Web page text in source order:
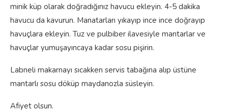
minik küp olarak doğradığınız havucu ekleyin. 4-5 dakika
havucu da kavurun. Manatarları yıkayıp ince ince doğrayıp
havuçlara ekleyin. Tuz ve pulbiber ilavesiyle mantarlar ve
havuçlar yumuşayıncaya kadar sosu pişirin.
Labneli makarnayı sıcakken servis tabağına alıp üstüne
mantarlı sosu döküp maydanozla süsleyin.
Afiyet olsun.